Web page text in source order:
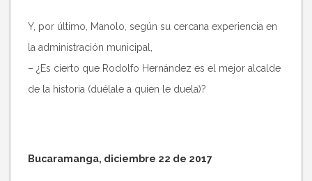
Y, por último, Manolo, según su cercana experiencia en
la administración municipal,
– ¿Es cierto que Rodolfo Hernández es el mejor alcalde
de la historia (duélale a quien le duela)?
Bucaramanga, diciembre 22 de 2017